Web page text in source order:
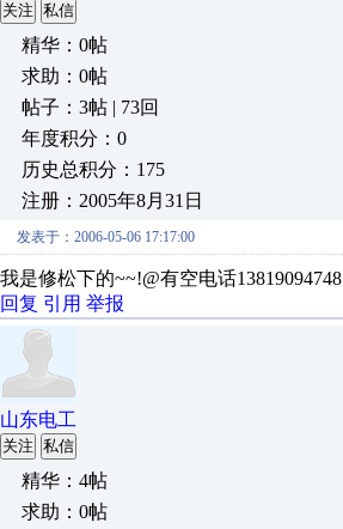
关注 私信
精华：0帖
求助：0帖
帖子：3帖 | 73回
年度积分：0
历史总积分：175
注册：2005年8月31日
发表于：2006-05-06 17:17:00
我是修松下的~~!@有空电话13819094748
回复 引用 举报
山东电工
关注 私信
精华：4帖
求助：0帖